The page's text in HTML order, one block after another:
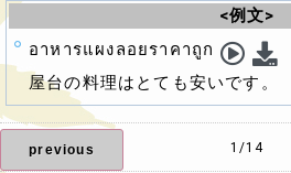
<例文>
อาหารแผงลอยราคาถูก
屋台の料理はとても安いです。
previous 1/14